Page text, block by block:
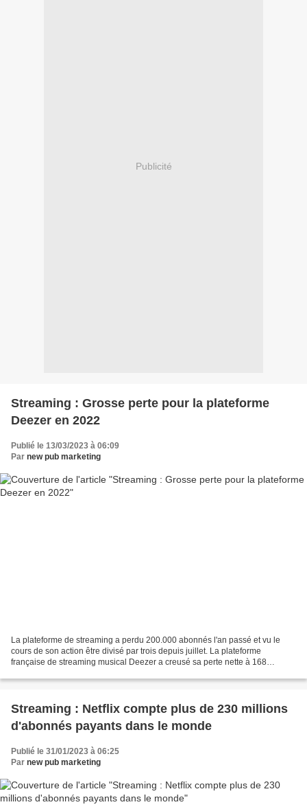
Publicité
Streaming : Grosse perte pour la plateforme
Deezer en 2022
Publié le 13/03/2023 à 06:09
Par new pub marketing
La plateforme de streaming a perdu 200.000 abonnés l'an passé et vu le
cours de son action être divisé par trois depuis juillet. La plateforme
française de streaming musical Deezer a creusé sa perte nette à 168
Streaming : Netflix compte plus de 230 millions
d'abonnés payants dans le monde
Publié le 31/01/2023 à 06:25
Par new pub marketing